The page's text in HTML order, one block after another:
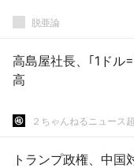
脱亜論
高島屋社長、｢1ドル
高
２ちゃんねるニュース
トランプ政権、中国